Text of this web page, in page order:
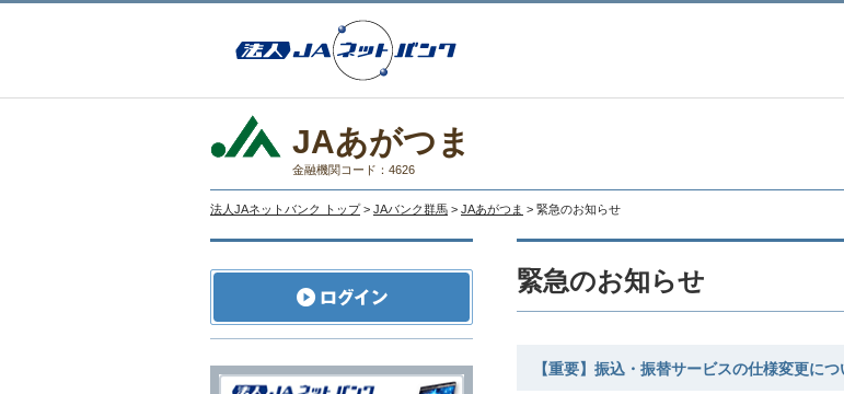
JAあがつま
金融機関コード：4626
法人JAネットバンク トップ > JAバンク群馬 > JAあがつま > 緊急のお知らせ
緊急のお知らせ
【重要】振込・振替サービスの仕様変更につ